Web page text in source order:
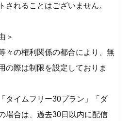
れることはございません。
＞
々の権利関係の都合により、無
の際は制限を設定しておりま
タイムフリー30プラン」「ダ
場合は、過去30日以内に配信